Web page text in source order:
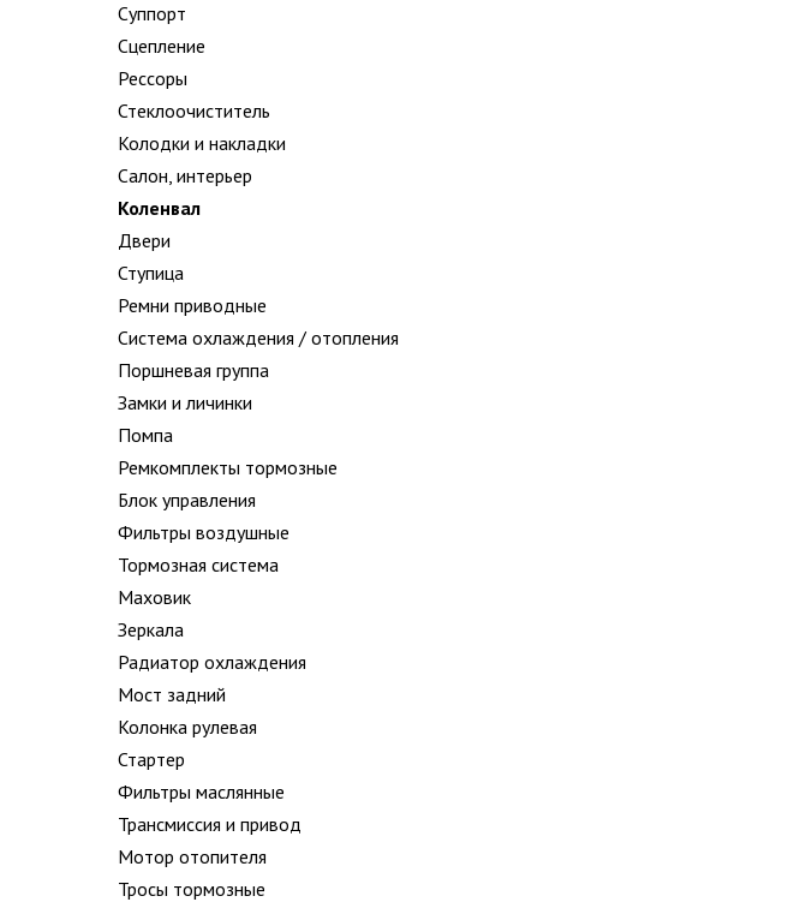
Суппорт
Сцепление
Рессоры
Стеклоочиститель
Колодки и накладки
Салон, интерьер
Коленвал
Двери
Ступица
Ремни приводные
Система охлаждения / отопления
Поршневая группа
Замки и личинки
Помпа
Ремкомплекты тормозные
Блок управления
Фильтры воздушные
Тормозная система
Маховик
Зеркала
Радиатор охлаждения
Мост задний
Колонка рулевая
Стартер
Фильтры маслянные
Трансмиссия и привод
Мотор отопителя
Тросы тормозные